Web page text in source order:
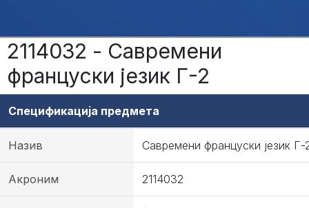
2114032 - Савремени
француски језик Г-2
Спецификација предмета
Назив Савремени француски језик Г-
Акроним 2114032